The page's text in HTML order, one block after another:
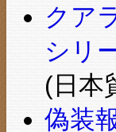
クア
シリ
(日本
偽装